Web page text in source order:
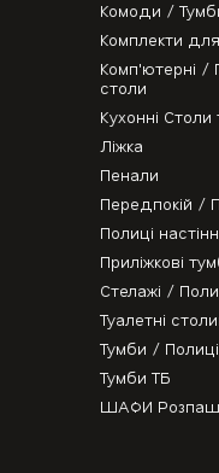
Комоди /
Комплекти для
Комп'ютерні /
столи
Кухонні Столи
Ліжка
Пенали
Передпокій /
Полиці
Приліжкові
Стелажі /
Туалетні
Тумби /
Тумби ТБ
ШАФИ